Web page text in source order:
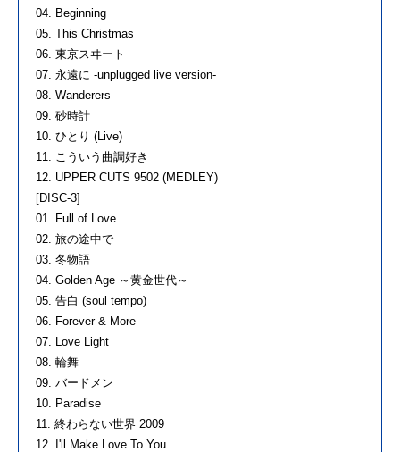
04. Beginning
05. This Christmas
06. 東京スヰート
07. 永遠に -unplugged live version-
08. Wanderers
09. 砂時計
10. ひとり (Live)
11. こういう曲調好き
12. UPPER CUTS 9502 (MEDLEY)
[DISC-3]
01. Full of Love
02. 旅の途中で
03. 冬物語
04. Golden Age ～黄金世代～
05. 告白 (soul tempo)
06. Forever & More
07. Love Light
08. 輪舞
09. バードメン
10. Paradise
11. 終わらない世界 2009
12. I'll Make Love To You